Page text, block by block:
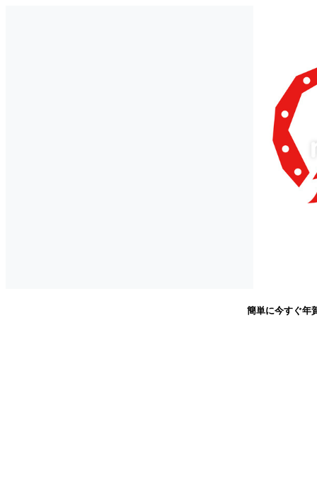
簡単に今すぐ年